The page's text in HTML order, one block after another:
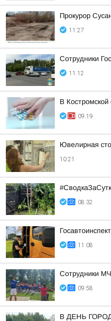
Прокурор
11:27
Сотрудники
11:12
В
09:19
Ювелирная
10:21
08:32
11:08
Сотрудники
09:58
В ДЕНЬ